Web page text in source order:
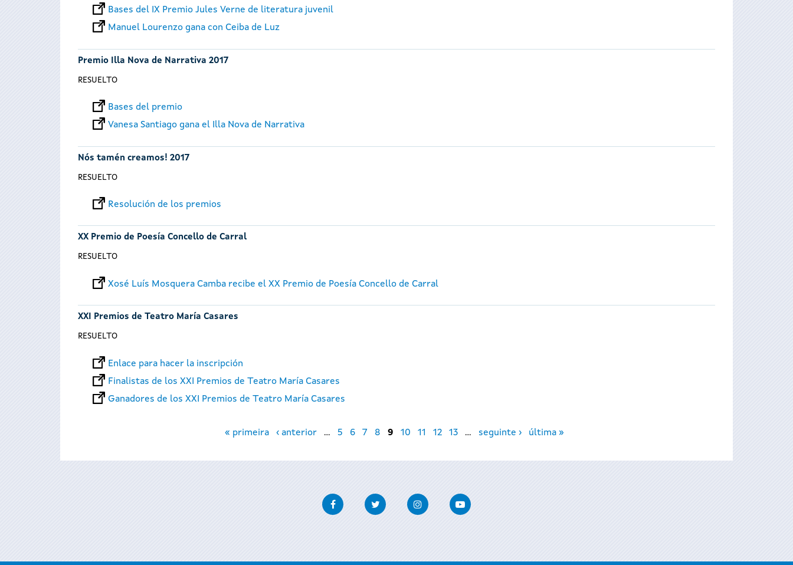
Bases del IX Premio Jules Verne de literatura juvenil
Manuel Lourenzo gana con Ceiba de Luz
Premio Illa Nova de Narrativa 2017
RESUELTO
Bases del premio
Vanesa Santiago gana el Illa Nova de Narrativa
Nós tamén creamos! 2017
RESUELTO
Resolución de los premios
XX Premio de Poesía Concello de Carral
RESUELTO
Xosé Luís Mosquera Camba recibe el XX Premio de Poesía Concello de Carral
XXI Premios de Teatro María Casares
RESUELTO
Enlace para hacer la inscripción
Finalistas de los XXI Premios de Teatro María Casares
Ganadores de los XXI Premios de Teatro María Casares
« primeira ‹ anterior … 5 6 7 8 9 10 11 12 13 … seguinte › última »
FacebookTwitter InstagramYoutube